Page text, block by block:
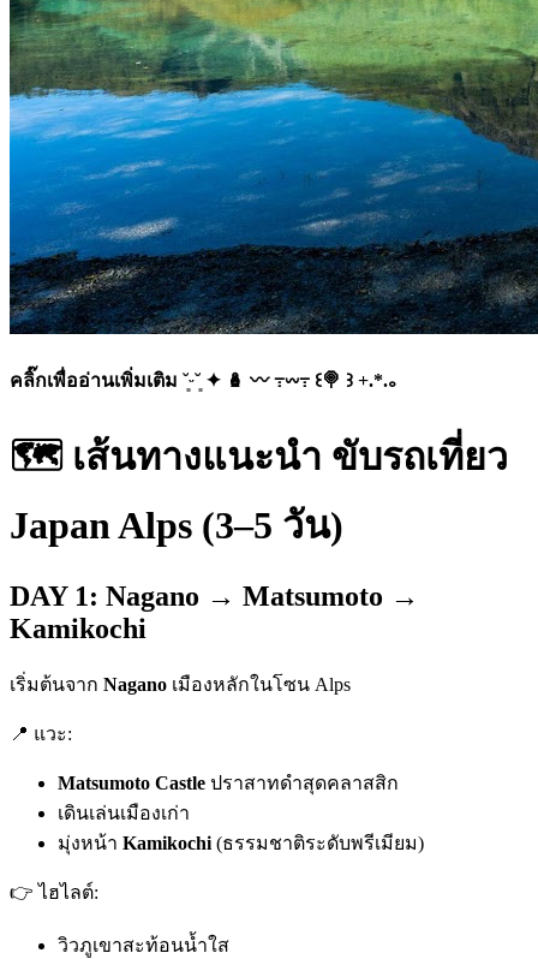
คลิ๊กเพื่ออ่านเพิ่มเติม ˘͈ᵕ˘͈ ✦ 🪆 〰️ ߹𖥦߹ ꒰🍭 ꒱ +.*.｡
🗺 เส้นทางแนะนำ ขับรถเที่ยว
Japan Alps (3–5 วัน)
DAY 1: Nagano → Matsumoto →
Kamikochi
เริ่มต้นจาก Nagano เมืองหลักในโซน Alps
📍 แวะ:
Matsumoto Castle ปราสาทดำสุดคลาสสิก
เดินเล่นเมืองเก่า
มุ่งหน้า Kamikochi (ธรรมชาติระดับพรีเมียม)
👉 ไฮไลต์:
วิวภูเขาสะท้อนน้ำใส